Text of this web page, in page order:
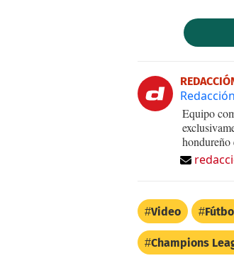
Equipo
hondureño
Video
Champions